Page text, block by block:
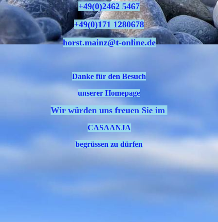
+49(0)2462 5467
+49(0)171 1280678
horst.mainz@t-online.de
Danke für den Besuch
unserer Homepage
Wir würden uns freuen Sie im
CASAANJA
begrüssen zu dürfen